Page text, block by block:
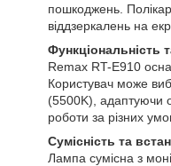
пошкоджень.
віддзеркалень на
Функціональність
Remax RT-E910
Користувач може
(5500K), адаптуючи
роботи за різних
Сумісність та
Лампа сумісна з